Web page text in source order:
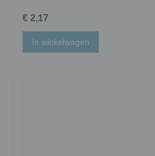
€ 2,17
In winkelwagen